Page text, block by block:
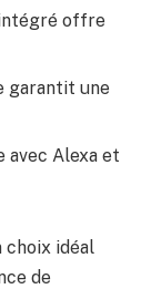
offre
garantit une
avec Alexa et
choix idéal
de